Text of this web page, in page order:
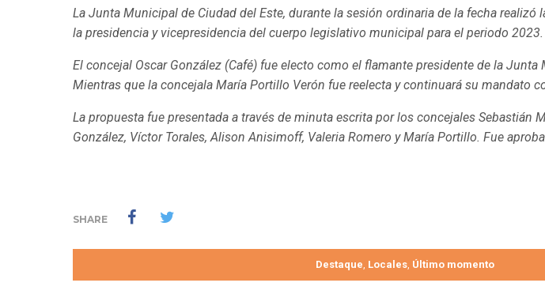
La Junta Municipal de Ciudad del Este, durante la sesión ordinaria de la fecha realizó
la presidencia y vicepresidencia del cuerpo legislativo municipal para el periodo 2023.
El concejal Oscar González (Café) fue electo como el flamante presidente de la Junta
Mientras que la concejala María Portillo Verón fue reelecta y continuará su mandato
La propuesta fue presentada a través de minuta escrita por los concejales Sebastián
González, Víctor Torales, Alison Anisimoff, Valeria Romero y María Portillo. Fue
SHARE
Destaque, Locales, Último momento